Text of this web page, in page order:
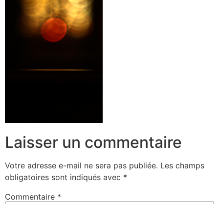
Laisser un commentaire
Votre adresse e-mail ne sera pas publiée. Les champs
obligatoires sont indiqués avec *
Commentaire *